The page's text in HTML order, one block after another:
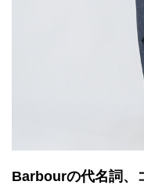
Barbourの代名詞、